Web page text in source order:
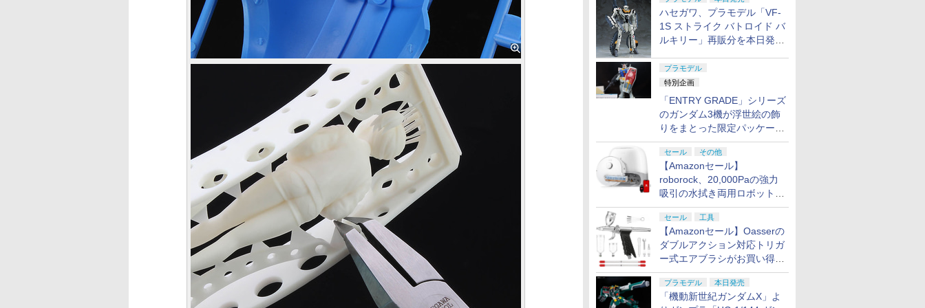
ハセガワ、プラモデル「VF-
1S ストライク バトロイド バ
ルキリー」再販分を本日発
プラモデル
特別企画
「ENTRY GRADE」シリーズ
のガンダム3機が浮世絵の飾
りをまとった限定パッケージ
で8月29日に発売！ お土産
にもピッタリ!?【ガンダムベ
ース撮り下ろし】
セール その他
【Amazonセール】
roborock、20,000Paの強力
吸引の水拭き両用ロボット掃
除機「Qrevo Curv 2 Flow」
がお買い得！
セール 工具
【Amazonセール】Oasserの
ダブルアクション対応トリガ
ー式エアブラシがお買い得価
格で登場！
プラモデル 本日発売
「機動新世紀ガンダムX」よ